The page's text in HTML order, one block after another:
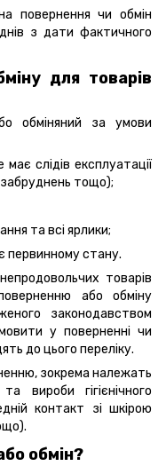
повернення чи обмін
з дати фактичного
для товарів
обміняний за умови
слідів експлуатації
тощо);
та всі ярлики;
первинному стану.
товарів
або обміну
законодавством
у поверненні чи
до цього переліку.
зокрема належать
вироби гігієнічного
контакт зі шкірою
обмін?